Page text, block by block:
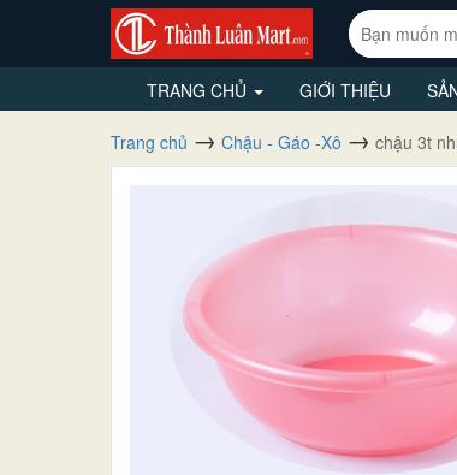
TRANG CHỦ GIỚI THIỆU
Trang chủ Chậu - Gáo -Xô chậu 3t